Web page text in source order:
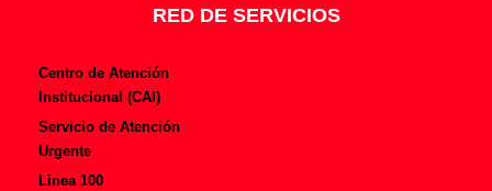
RED DE SERVICIOS
Centro de Atención
Institucional (CAI)
Servicio de Atención
Urgente
Linea 100